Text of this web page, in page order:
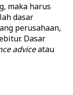
maka harus
dasar
perusahaan,
Dasar
adviceatau